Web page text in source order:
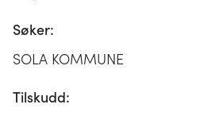
Søker:
SOLA KOMMUNE
Tilskudd: